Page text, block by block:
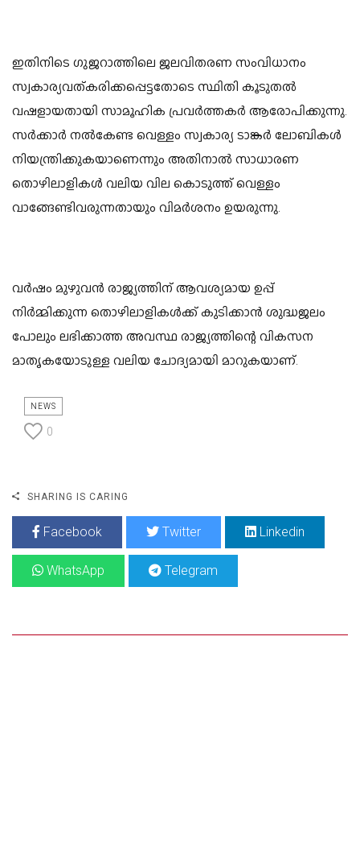
ഇതിനിടെ ഗുജറാത്തിലെ ജലവിതരണ സംവിധാനം
സ്വകാര്യവത്കരിക്കപ്പെട്ടതോടെ സ്ഥിതി കൂടുതൽ
വഷളായതായി സാമൂഹിക പ്രവർത്തകർ ആരോപിക്കുന്നു.
സർക്കാർ നൽകേണ്ട വെള്ളം സ്വകാര്യ ടാങ്കർ ലോബികൾ
നിയന്ത്രിക്കുകയാണെന്നും അതിനാൽ സാധാരണ
തൊഴിലാളികൾ വലിയ വില കൊടുത്ത് വെള്ളം
വാങ്ങേണ്ടിവരുന്നതായും വിമർശനം ഉയരുന്നു.
വർഷം മുഴുവൻ രാജ്യത്തിന് ആവശ്യമായ ഉപ്പ്
നിർമ്മിക്കുന്ന തൊഴിലാളികൾക്ക് കുടിക്കാൻ ശുദ്ധജലം
പോലും ലഭിക്കാത്ത അവസ്ഥ രാജ്യത്തിന്റെ വികസന
മാതൃകയോടുള്ള വലിയ ചോദ്യമായി മാറുകയാണ്.
NEWS
0
SHARING IS CARING
Facebook Twitter Linkedin
WhatsApp Telegram